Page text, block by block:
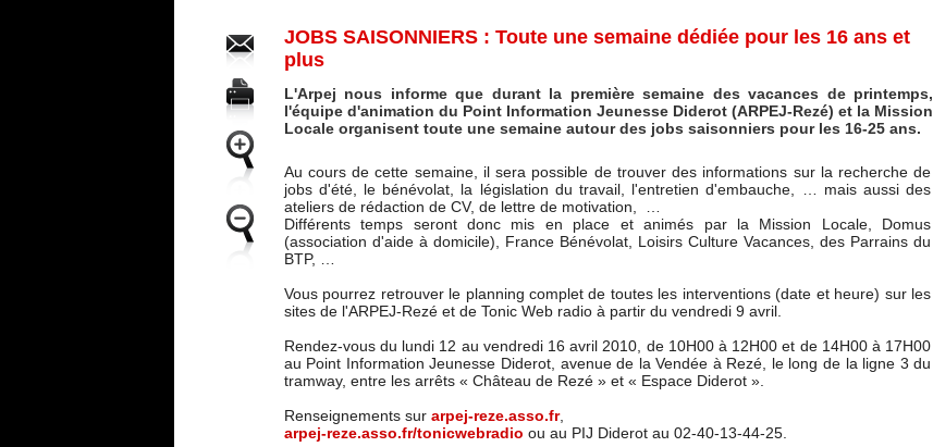
JOBS SAISONNIERS : Toute une semaine dédiée pour les 16 ans et
plus
L'Arpej nous informe que durant la première semaine des vacances de printemps,
l'équipe d'animation du Point Information Jeunesse Diderot (ARPEJ-Rezé) et la Mission
Locale organisent toute une semaine autour des jobs saisonniers pour les 16-25 ans.
Au cours de cette semaine, il sera possible de trouver des informations sur la recherche de
jobs d'été, le bénévolat, la législation du travail, l'entretien d'embauche, … mais aussi des
ateliers de rédaction de CV, de lettre de motivation, …
Différents temps seront donc mis en place et animés par la Mission Locale, Domus
(association d'aide à domicile), France Bénévolat, Loisirs Culture Vacances, des Parrains du
BTP, …
Vous pourrez retrouver le planning complet de toutes les interventions (date et heure) sur les
sites de l'ARPEJ-Rezé et de Tonic Web radio à partir du vendredi 9 avril.
Rendez-vous du lundi 12 au vendredi 16 avril 2010, de 10H00 à 12H00 et de 14H00 à 17H00
au Point Information Jeunesse Diderot, avenue de la Vendée à Rezé, le long de la ligne 3 du
tramway, entre les arrêts « Château de Rezé » et « Espace Diderot ».
Renseignements sur arpej-reze.asso.fr,
arpej-reze.asso.fr/tonicwebradio ou au PIJ Diderot au 02-40-13-44-25.